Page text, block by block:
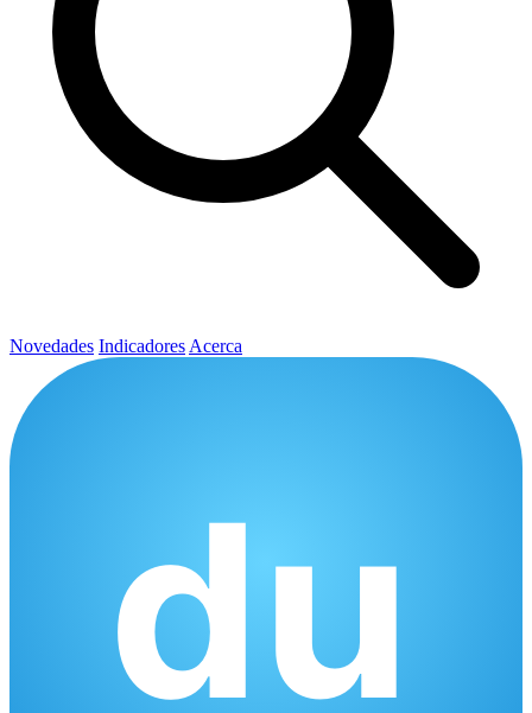
Novedades Indicadores Acerca